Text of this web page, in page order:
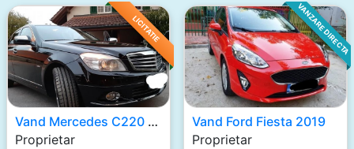
LICITATIE
Vand Mercedes C220 2009
Proprietar
VANZARE DIRECTA
Vand Ford Fiesta 2019
Proprietar